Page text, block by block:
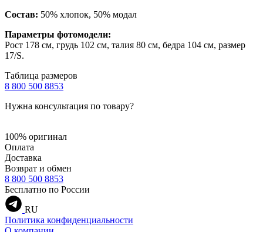
Состав: 50% хлопок, 50% модал
Параметры фотомодели:
Рост 178 см, грудь 102 см, талия 80 см, бедра 104 см, размер
17/S.
Таблица размеров
8 800 500 8853
Нужна консультация по товару?
100% оригинал
Оплата
Доставка
Возврат и обмен
8 800 500 8853
Бесплатно по России
RU
Политика конфиденциальности